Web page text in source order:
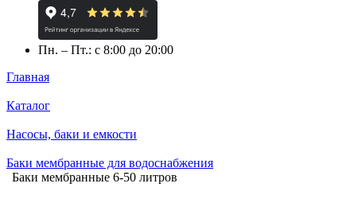
Пн. – Пт.: с 8:00 до 20:00
Главная
Каталог
Насосы, баки и емкости
Баки мембранные для водоснабжения
Баки мембранные 6-50 литров